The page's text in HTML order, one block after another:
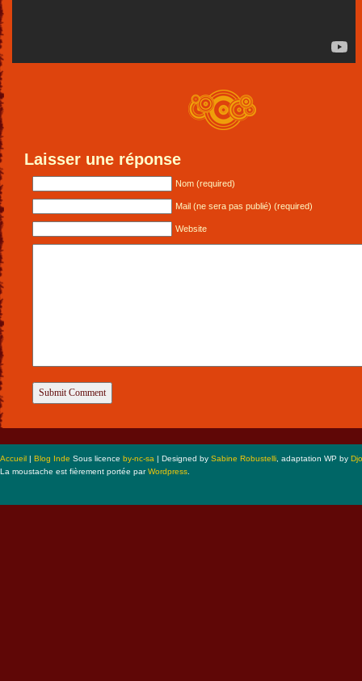
Laisser une réponse
Nom (required)
Mail (ne sera pas publié) (required)
Website
Accueil | Blog Inde Sous licence by-nc-sa | Designed by Sabine Robustelli , adaptation WP by
La moustache est fièrement portée parWordpress